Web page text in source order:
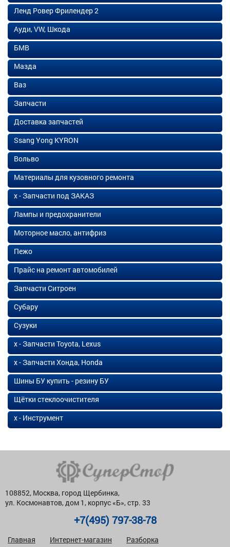
Ленд Ровер Фрилендер 2
Ауди, VW, Шкода
БМВ
Мазда
Ваз
Запчасти
Доставка запчастей
Ssang Yong KYRON
Вольво
Материалы для кузовного ремонта
х - Запчасти под ЗАКАЗ
Лампы и предохранители
Моторное масло, антифриз
Пежо
Прайс на ремонт автомобилей
Запчасти Ситроен
Субару
Сузуки
х - Запчасти Toyota, Lexus
х - Запчасти Хонда, Honda
Шины БУ купить - резину БУ
Щётки стеклоочистителя
х - Инструмент
108852, Москва, город Щербинка,
ул. Космонавтов, дом 1, корпус «Б», стр. 33
+7(495) 797-38-78
Главная Интернет-магазин Разборка